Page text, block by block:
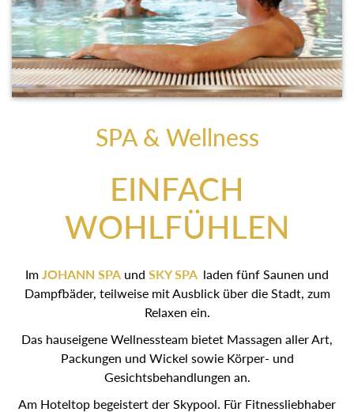
SPA & Wellness
EINFACH
WOHLFÜHLEN
Im JOHANN SPA und SKY SPA laden fünf Saunen und
Dampfbäder, teilweise mit Ausblick über die Stadt, zum
Relaxen ein.
Das hauseigene Wellnessteam bietet Massagen aller Art,
Packungen und Wickel sowie Körper- und
Gesichtsbehandlungen an.
Am Hoteltop begeistert der Skypool. Für Fitnessliebhaber